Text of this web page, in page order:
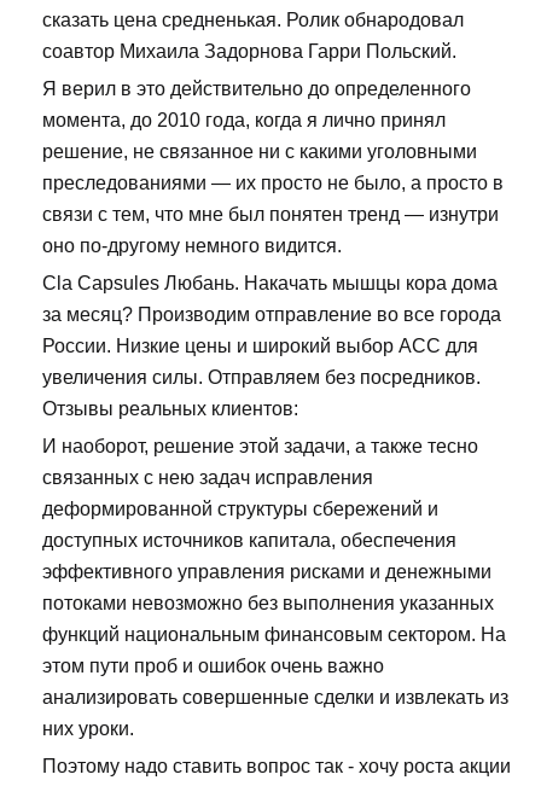
сказать цена средненькая. Ролик обнародовал
соавтор Михаила Задорнова Гарри Польский.
Я верил в это действительно до определенного
момента, до 2010 года, когда я лично принял
решение, не связанное ни с какими уголовными
преследованиями — их просто не было, а просто в
связи с тем, что мне был понятен тренд — изнутри
оно по-другому немного видится.
Cla Capsules Любань. Накачать мышцы кора дома
за месяц? Производим отправление во все города
России. Низкие цены и широкий выбор ACC для
увеличения силы. Отправляем без посредников.
Отзывы реальных клиентов:
И наоборот, решение этой задачи, а также тесно
связанных с нею задач исправления
деформированной структуры сбережений и
доступных источников капитала, обеспечения
эффективного управления рисками и денежными
потоками невозможно без выполнения указанных
функций национальным финансовым сектором. На
этом пути проб и ошибок очень важно
анализировать совершенные сделки и извлекать из
них уроки.
Поэтому надо ставить вопрос так - хочу роста акции